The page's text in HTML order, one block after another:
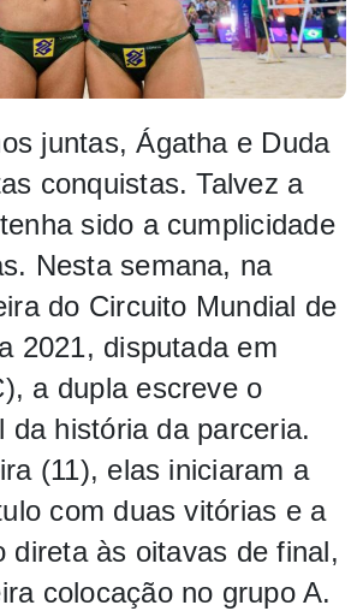
juntas, Ágatha e Duda
conquistas. Talvez a
sido a cumplicidade
Nesta semana, na
do Circuito Mundial de
2021, disputada em
a dupla escreve o
da história da parceria.
(11), elas iniciaram a
com duas vitórias e a
direta às oitavas de final,
colocação no grupo A.